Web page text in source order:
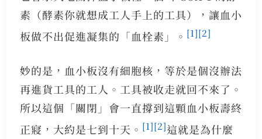
素（酵素你就想成工人手上的工具），讓血小
板做不出促進凝集的「血栓素」。 [1][2]
妙的是，血小板沒有細胞核，等於是個沒辦法
再進貨工具的工人。工具被收走就回不來了。
所以這個「關閉」會一直撐到這顆血小板壽終
正寢，大約是七到十天。 [1][2]這就是為什麼